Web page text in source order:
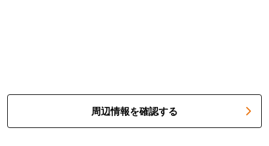
周辺情報を確認する